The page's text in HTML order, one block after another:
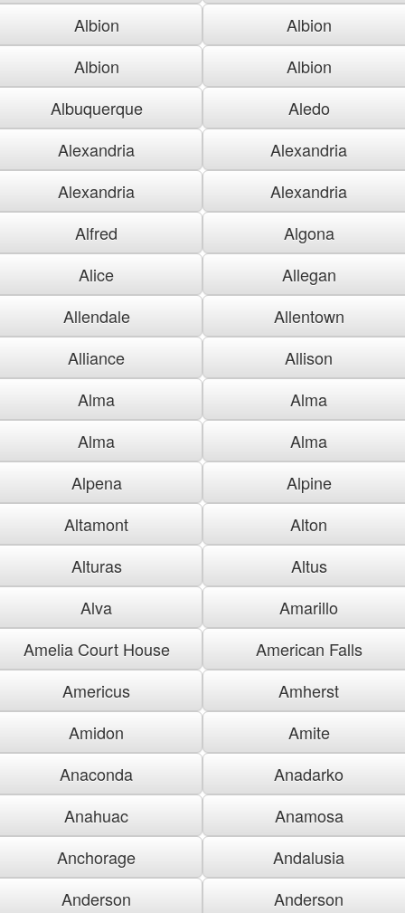
Albion
Albion
Albion
Albion
Albuquerque
Aledo
Alexandria
Alexandria
Alexandria
Alexandria
Alfred
Algona
Alice
Allegan
Allendale
Allentown
Alliance
Allison
Alma
Alma
Alma
Alma
Alpena
Alpine
Altamont
Alton
Alturas
Altus
Alva
Amarillo
Amelia Court House
American Falls
Americus
Amherst
Amidon
Amite
Anaconda
Anadarko
Anahuac
Anamosa
Anchorage
Andalusia
Anderson
Anderson